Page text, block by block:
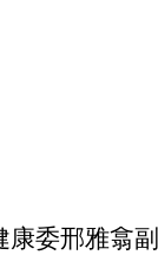
康委邢雅翕